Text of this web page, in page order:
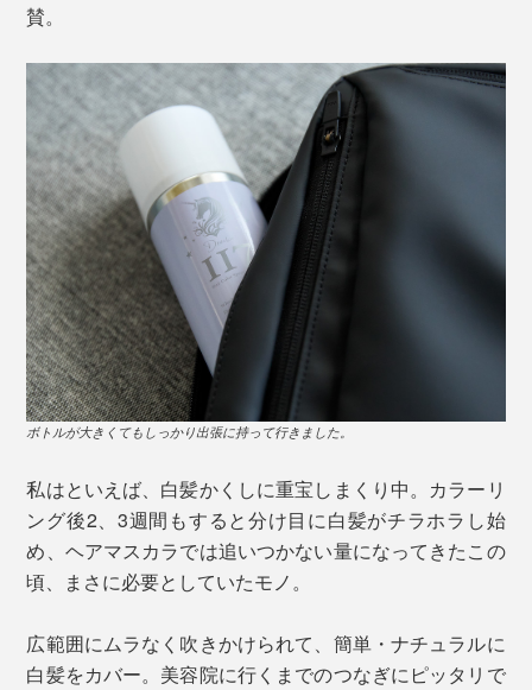
賛。
ボトルが大きくてもしっかり出張に持って行きました。
私はといえば、白髪かくしに重宝しまくり中。カラーリ
ング後2、3週間もすると分け目に白髪がチラホラし始
め、ヘアマスカラでは追いつかない量になってきたこの
頃、まさに必要としていたモノ。
広範囲にムラなく吹きかけられて、簡単・ナチュラルに
白髪をカバー。美容院に行くまでのつなぎにピッタリで